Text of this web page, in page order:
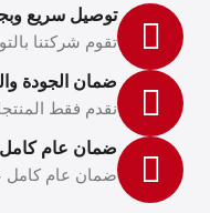
توصيل سريع
تقوم شركتنا
ضمان الجودة
نقدم فقط
ضمان عام كامل
ضمان عام كامل